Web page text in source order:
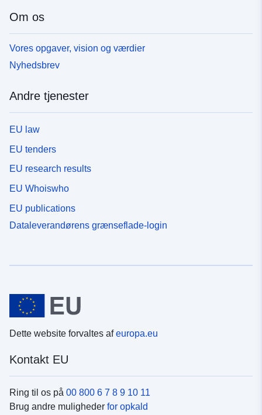
Om os
Vores opgaver, vision og værdier
Nyhedsbrev
Andre tjenester
EU law
EU tenders
EU research results
EU Whoiswho
EU publications
Dataleverandørens grænseflade-login
Dette website forvaltes afeuropa.eu
Kontakt EU
Ring til os på 00 800 6 7 8 9 10 11
Brug andre muligheder for opkald